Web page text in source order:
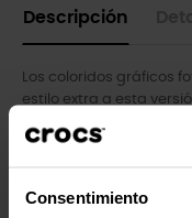
Consentimiento
Descripción
Los coloridos gráficos
estilo extra a esta
encantarán los
construcción de